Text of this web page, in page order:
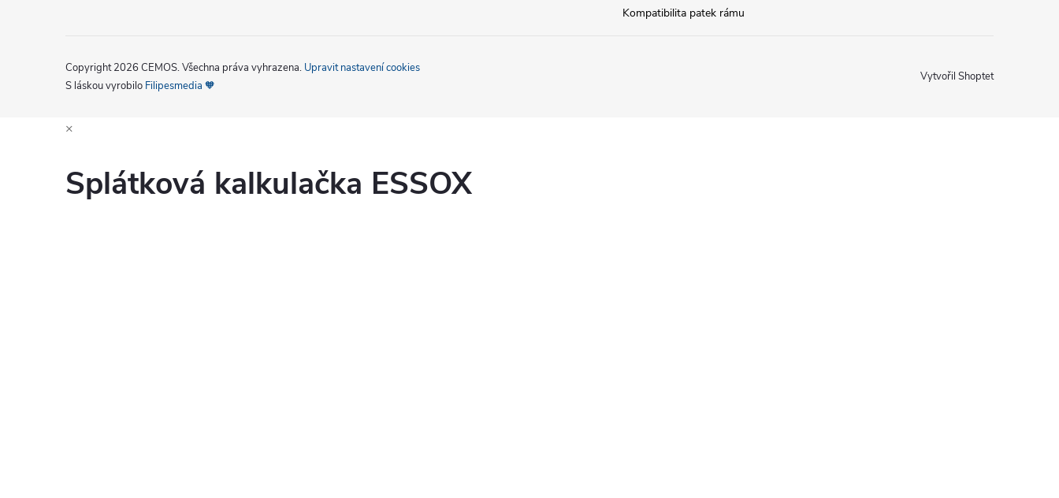
Kompatibilita patek rámu
Vytvořil Shoptet
Copyright 2026 CEMOS. Všechna práva vyhrazena. Upravit nastavení cookies
S láskou vyrobilo Filipesmedia 🧡
×
Splátková kalkulačka ESSOX